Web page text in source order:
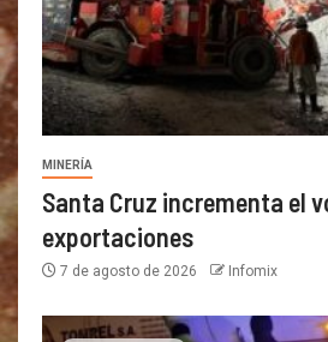
MINERÍA
Santa Cruz incrementa el
exportaciones
7 de agosto de 2026 Infomix